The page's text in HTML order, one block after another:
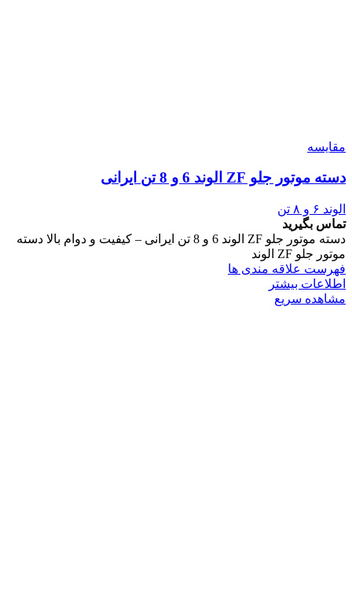
مقایسه
دسته موتور جلو ZF الوند 6 و 8 تن ایرانی
الوند ۶ و ۸ تن
تماس بگیرید
دسته موتور جلو ZF الوند 6 و 8 تن ایرانی – کیفیت و دوام بالا دسته
موتور جلو ZF الوند
فهرست علاقه مندی ها
اطلاعات بیشتر
مشاهده سریع